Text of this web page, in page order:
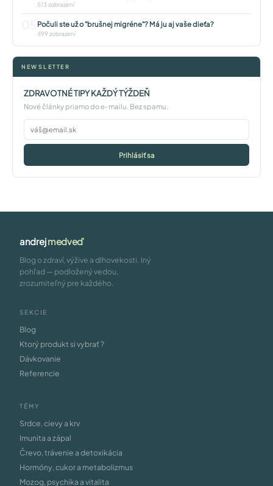
513 zobrazení
Počuli ste už o "brušnej migréne"? Má ju aj vaše dieťa?
499 zobrazení
NEWSLETTER
ZDRAVOTNÉ TIPY KAŽDÝ TÝŽDEŇ
Nové články priamo do e-mailu. Bez spamu.
Prihlásiť sa
andrejmedveď
Blog o zdraví, výžive a dlhovekosti. Iný
pohľad — podložený vedou,
zrozumiteľný pre každého.
SEKCIE
Blog
Ktorý produkt si vybrať ?
Dávkovanie
Referencie
TÉMY
Srdce, cievy a krv
Imunita a zápal
Črevo, trávenie a detoxikácia
Hormóny, cukor a metabolizmus
Mozog, psychika a vitalita